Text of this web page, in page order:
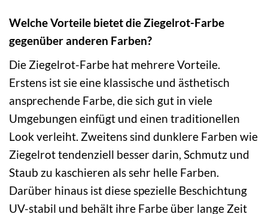
Welche Vorteile bietet die Ziegelrot-Farbe
gegenüber anderen Farben?
Die Ziegelrot-Farbe hat mehrere Vorteile.
Erstens ist sie eine klassische und ästhetisch
ansprechende Farbe, die sich gut in viele
Umgebungen einfügt und einen traditionellen
Look verleiht. Zweitens sind dunklere Farben wie
Ziegelrot tendenziell besser darin, Schmutz und
Staub zu kaschieren als sehr helle Farben.
Darüber hinaus ist diese spezielle Beschichtung
UV-stabil und behält ihre Farbe über lange Zeit